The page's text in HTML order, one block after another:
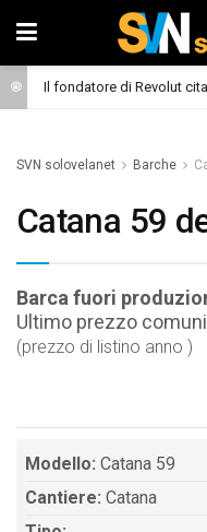
SVN solovelanet Barche
Catana 59
Barca fuori
Ultimo prezzo
(prezzo di listino anno )
Modello: Catana 59
Cantiere: Catana